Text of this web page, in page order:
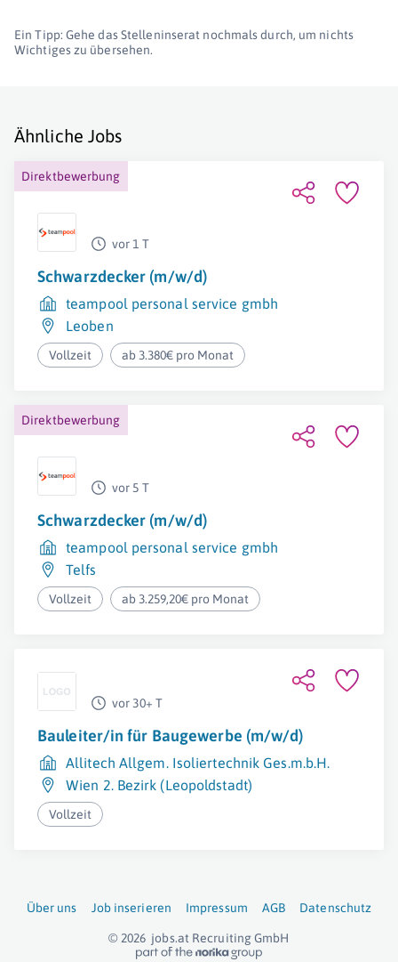
Ein Tipp: Gehe das Stelleninserat nochmals durch, um nichts
Wichtiges zu übersehen.
Ähnliche Jobs
Direktbewerbung
vor 1 T
Schwarzdecker (m/w/d)
teampool personal service gmbh
Leoben
Vollzeit ab 3.380€ pro Monat
Direktbewerbung
vor 5 T
Schwarzdecker (m/w/d)
teampool personal service gmbh
Telfs
Vollzeit ab 3.259,20€ pro Monat
vor 30+ T
Bauleiter/in für Baugewerbe (m/w/d)
Allitech Allgem. Isoliertechnik Ges.m.b.H.
Wien 2. Bezirk (Leopoldstadt)
Vollzeit
Über uns Job inserieren Impressum AGB Datenschutz
© 2026 jobs.at Recruiting GmbH